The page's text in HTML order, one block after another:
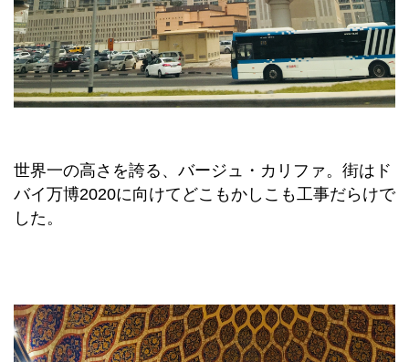
世界一の高さを誇る、バージュ・カリファ。街はド
バイ万博2020に向けてどこもかしこも工事だらけで
した。